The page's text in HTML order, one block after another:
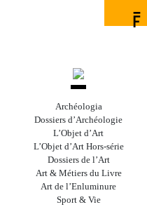
Archéologia
Dossiers d’Archéologie
L’Objet d’Art
L’Objet d’Art Hors-série
Dossiers de l’Art
Art & Métiers du Livre
Art de l’Enluminure
Sport & Vie